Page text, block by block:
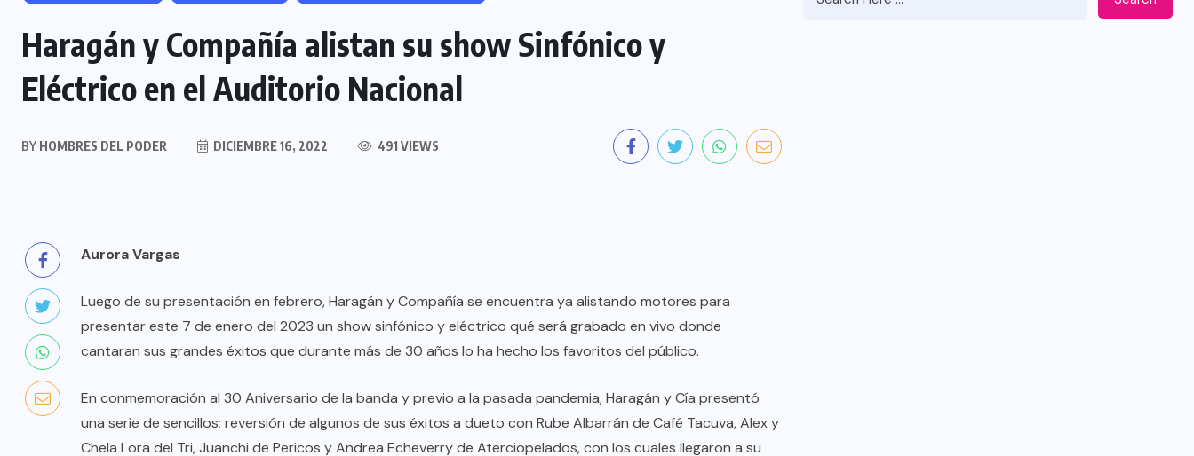
Haragán y Compañía alistan su show Sinfónico y
Eléctrico en el Auditorio Nacional
BY HOMBRES DEL PODER DICIEMBRE 16, 2022 491 VIEWS
Aurora Vargas
Luego de su presentación en febrero, Haragán y Compañía se encuentra ya alistando motores para
presentar este 7 de enero del 2023 un show sinfónico y eléctrico qué será grabado en vivo donde
cantaran sus grandes éxitos que durante más de 30 años lo ha hecho los favoritos del público.
En conmemoración al 30 Aniversario de la banda y previo a la pasada pandemia, Haragán y Cía presentó
una serie de sencillos; reversión de algunos de sus éxitos a dueto con Rube Albarrán de Café Tacuva, Alex y
Chela Lora del Tri, Juanchi de Pericos y Andrea Echeverry de Aterciopelados, con los cuales llegaron a su